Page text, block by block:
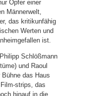
Opfer einer
Männerwelt,
das kritikunfähig
Werten und
ist.
Schlößmann
und Raoul
das Haus
strips, das
hinauf in die